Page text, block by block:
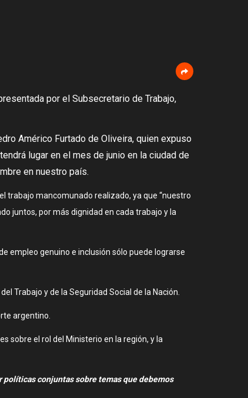
por el Subsecretario de Trabajo,
Américo Furtado de Oliveira, quien expuso
lugar en el mes de junio en la ciudad de
en nuestro país.
trabajo mancomunado realizado, ya que “nuestro
juntos, por más dignidad en cada trabajo y la
empleo genuino e inclusión sólo puede lograrse
Trabajo y de la Seguridad Social de la Nación.
argentino.
sobre el rol del Ministerio en la región, y la
conjuntas sobre temas que debemos